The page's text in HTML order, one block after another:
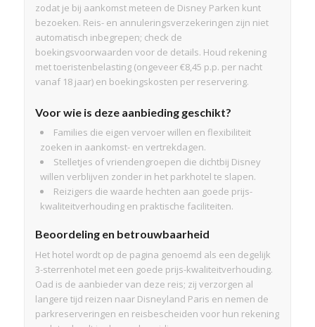
zodat je bij aankomst meteen de Disney Parken kunt
bezoeken. Reis- en annuleringsverzekeringen zijn niet
automatisch inbegrepen; check de
boekingsvoorwaarden voor de details. Houd rekening
met toeristenbelasting (ongeveer €8,45 p.p. per nacht
vanaf 18 jaar) en boekingskosten per reservering.
Voor wie is deze aanbieding geschikt?
Families die eigen vervoer willen en flexibiliteit
zoeken in aankomst- en vertrekdagen.
Stelletjes of vriendengroepen die dichtbij Disney
willen verblijven zonder in het parkhotel te slapen.
Reizigers die waarde hechten aan goede prijs-
kwaliteitverhouding en praktische faciliteiten.
Beoordeling en betrouwbaarheid
Het hotel wordt op de pagina genoemd als een degelijk
3-sterrenhotel met een goede prijs-kwaliteitverhouding.
Oad is de aanbieder van deze reis; zij verzorgen al
langere tijd reizen naar Disneyland Paris en nemen de
parkreserveringen en reisbescheiden voor hun rekening